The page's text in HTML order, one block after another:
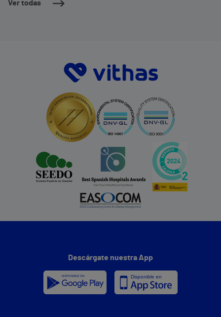
Ver todas
Descárgate nuestra App